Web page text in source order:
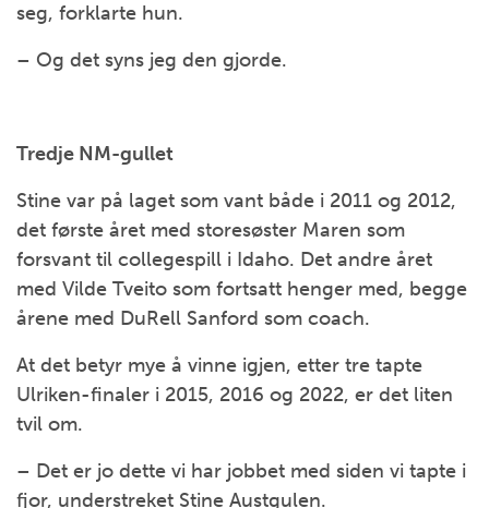
seg, forklarte hun.
– Og det syns jeg den gjorde.
Tredje NM-gullet
Stine var på laget som vant både i 2011 og 2012,
det første året med storesøster Maren som
forsvant til collegespill i Idaho. Det andre året
med Vilde Tveito som fortsatt henger med, begge
årene med DuRell Sanford som coach.
At det betyr mye å vinne igjen, etter tre tapte
Ulriken-finaler i 2015, 2016 og 2022, er det liten
tvil om.
– Det er jo dette vi har jobbet med siden vi tapte i
fjor, understreket Stine Austgulen.